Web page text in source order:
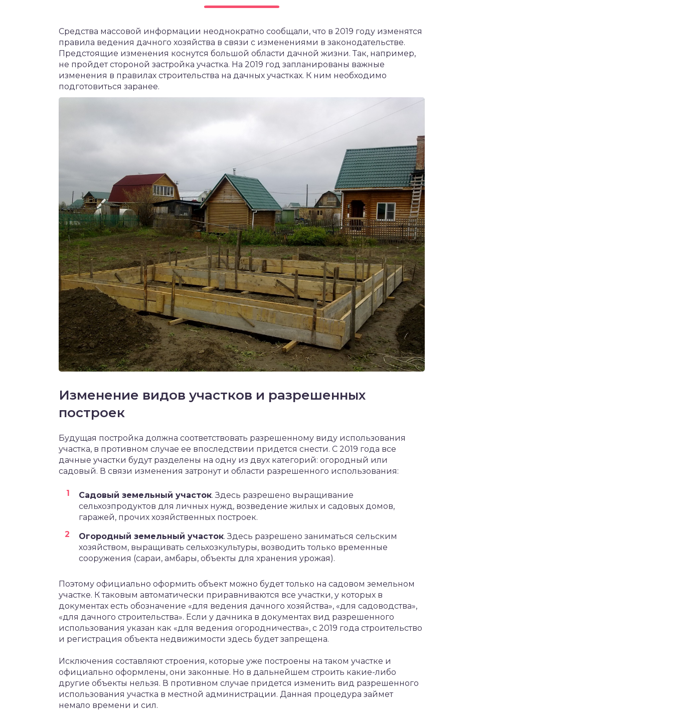
Средства массовой информации неоднократно сообщали, что в 2019 году изменятся
правила ведения дачного хозяйства в связи с изменениями в законодательстве.
Предстоящие изменения коснутся большой области дачной жизни. Так, например,
не пройдет стороной застройка участка. На 2019 год запланированы важные
изменения в правилах строительства на дачных участках. К ним необходимо
подготовиться заранее.
Изменение видов участков и разрешенных
построек
Будущая постройка должна соответствовать разрешенному виду использования
участка, в противном случае ее впоследствии придется снести. С 2019 года все
дачные участки будут разделены на одну из двух категорий: огородный или
садовый. В связи изменения затронут и области разрешенного использования:
Садовый земельный участок. Здесь разрешено выращивание
сельхозпродуктов для личных нужд, возведение жилых и садовых домов,
гаражей, прочих хозяйственных построек.
Огородный земельный участок. Здесь разрешено заниматься сельским
хозяйством, выращивать сельхозкультуры, возводить только временные
сооружения (сараи, амбары, объекты для хранения урожая).
Поэтому официально оформить объект можно будет только на садовом земельном
участке. К таковым автоматически приравниваются все участки, у которых в
документах есть обозначение «для ведения дачного хозяйства», «для садоводства»,
«для дачного строительства». Если у дачника в документах вид разрешенного
использования указан как «для ведения огородничества», с 2019 года строительство
и регистрация объекта недвижимости здесь будет запрещена.
Исключения составляют строения, которые уже построены на таком участке и
официально оформлены, они законные. Но в дальнейшем строить какие-либо
другие объекты нельзя. В противном случае придется изменить вид разрешенного
использования участка в местной администрации. Данная процедура займет
немало времени и сил.